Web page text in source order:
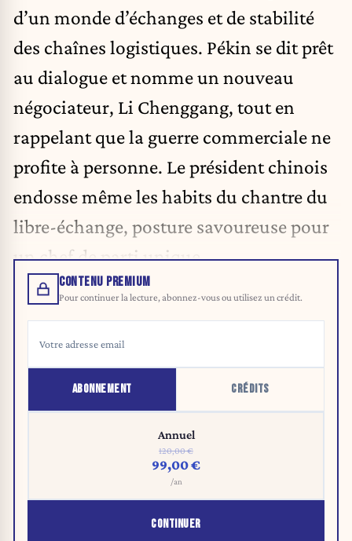
d’un monde d’échanges et de stabilité
des chaînes logistiques. Pékin se dit prêt
au dialogue et nomme un nouveau
négociateur, Li Chenggang, tout en
rappelant que la guerre commerciale ne
profite à personne. Le président chinois
endosse même les habits du chantre du
libre-échange, posture savoureuse pour
un chef de parti unique.
CONTENU PREMIUM
Pour continuer la lecture, abonnez-vous ou utilisez un crédit.
ABONNEMENT CRÉDITS
Annuel
120,00 €
99,00 €
/an
CONTINUER